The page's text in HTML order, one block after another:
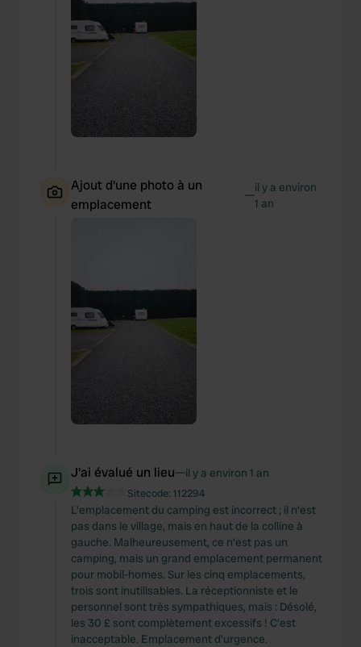
Ajout d'une photo à un
emplacement
—il y a environ
1 an
J'ai évalué un lieu—il y a environ 1 an
Sitecode: 112294
L'emplacement du camping est incorrect ; il n'est
pas dans le village, mais en haut de la colline à
gauche. Malheureusement, ce n'est pas un
camping, mais un grand emplacement permanent
pour mobil-homes. Sur les cinq emplacements,
trois sont inutilisables. La réceptionniste et le
personnel sont très sympathiques, mais : Désolé,
les 30 £ sont complètement excessifs ! C'est
inacceptable. Emplacement d'urgence.